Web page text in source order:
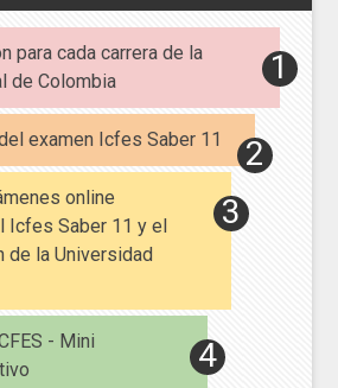
para cada carrera de la
de Colombia
examen Icfes Saber 11
online
Icfes Saber 11 y el
de la Universidad
- Mini